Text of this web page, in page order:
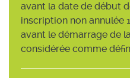
avant la date de début
inscription non annulée
avant le démarrage de
considérée comme